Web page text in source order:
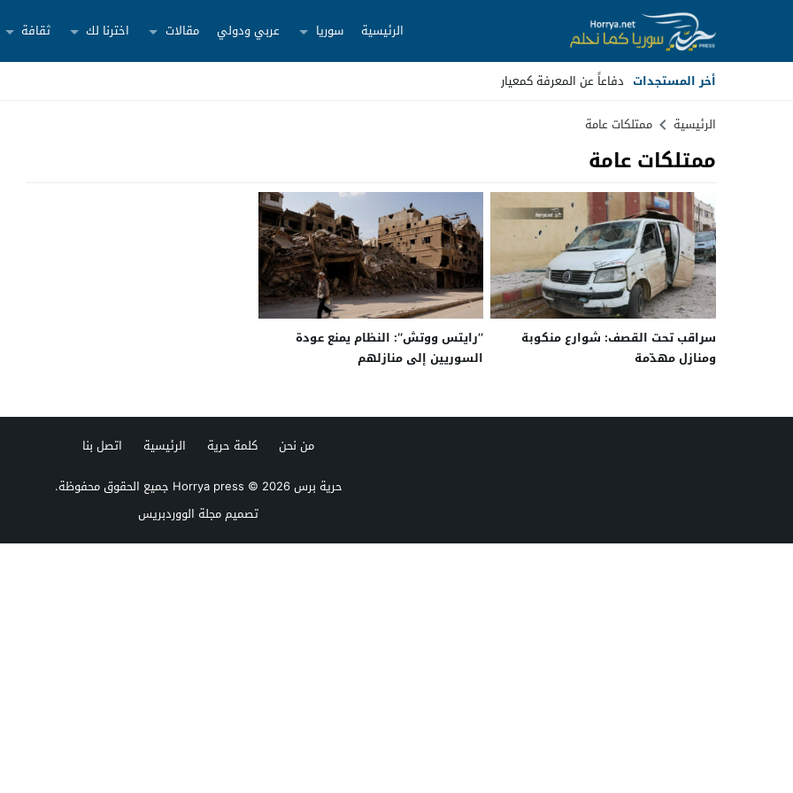
الرئيسية سوريا عربي ودولي مقالات اخترنا لك ثقافة
أخر المستجدات دفاعاً عن المعرفة كمعيار
Stop
Previous
Next
الرئيسية ممتلكات عامة
ممتلكات عامة
سراقب تحت القصف: شوارع منكوبة
ومنازل مهدّمة
’’رايتس ووتش‘‘: النظام يمنع عودة
السوريين إلى منازلهم
من نحن كلمة حرية الرئيسية
اتصل بنا
حرية برس Horrya press© 2026 جميع الحقوق محفوظة.
تصميممجلة الووردبريس